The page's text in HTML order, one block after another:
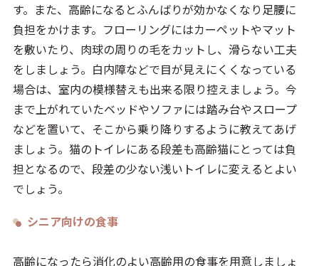
す。また、高齢になるとふんばりが効かなくなり足腰に
負担をかけます。フローリングにはカーペットやマット
を敷いたり、肉球の周りの毛をカットし、滑らない工夫
をしましょう。白内障などで目が見えにくくなっている
場合は、室内の模様替えも出来る限り控えましょう。今
まで上がれていたベッドやソファには踏み台やスロープ
などを置いて、そこから乗り降りするように教えてあげ
ましょう。猫のトイレにある段差も高齢猫にとっては負
担となるので、段差の少ない浅いトイレに変えるとよい
でしょう。
シニア向けの食事
高齢になったら消化のよい高齢用の食事を用意しましょ